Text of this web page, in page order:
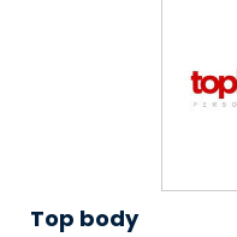
Top body